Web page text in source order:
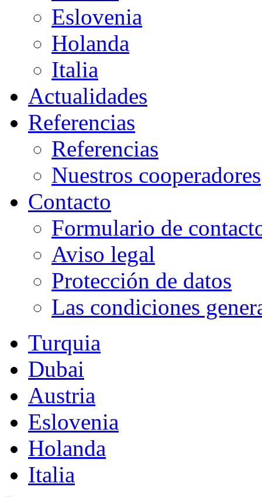
Eslovenia
Holanda
Italia
Actualidades
Referencias
Referencias
Nuestros cooperadores
Contacto
Formulario de
Aviso legal
Protección de datos
Las condiciones
Turquia
Dubai
Austria
Eslovenia
Holanda
Italia